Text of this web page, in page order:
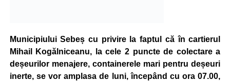
Municipiului Sebeș cu privire la faptul că în cartierul
Mihail Kogălniceanu, la cele 2 puncte de colectare a
deșeurilor menajere, containerele mari pentru deșeuri
inerte, se vor amplasa de luni, începând cu ora 07.00,